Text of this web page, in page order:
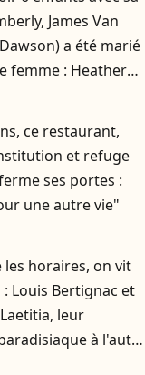
James Van
a été marié
femme : Heather
ce restaurant,
et refuge
ses portes :
une autre vie"
les horaires, on vit
Louis Bertignac et
leur
à l'autre